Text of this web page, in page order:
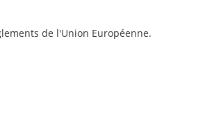
de l'Union Européenne.